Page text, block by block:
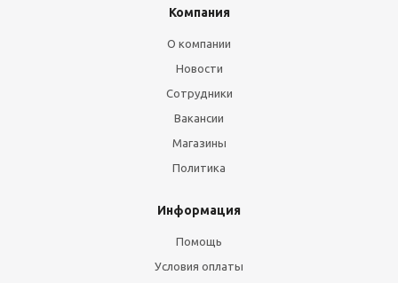
Компания
О компании
Новости
Сотрудники
Вакансии
Магазины
Политика
Информация
Помощь
Условия оплаты